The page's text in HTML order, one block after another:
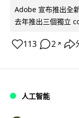
Adobe 宣布推出全
去年推出三個獨立
113 2 ↗
人工智能